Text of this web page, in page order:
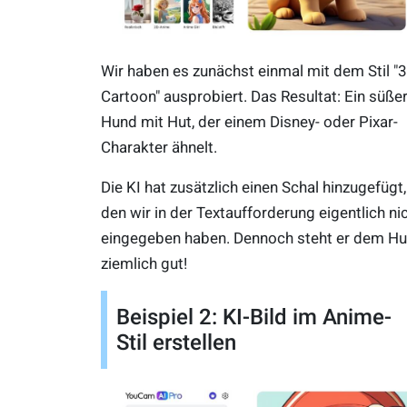
Wir haben es zunächst einmal mit dem Stil
Cartoon" ausprobiert. Das Resultat: Ein süßer
Hund mit Hut, der einem Disney- oder Pixar-
Charakter ähnelt.
Die KI hat zusätzlich einen Schal hinzugefügt,
den wir in der Textaufforderung eigentlich
eingegeben haben. Dennoch steht er dem
ziemlich gut!
Beispiel 2: KI-Bild im Anime-
Stil erstellen